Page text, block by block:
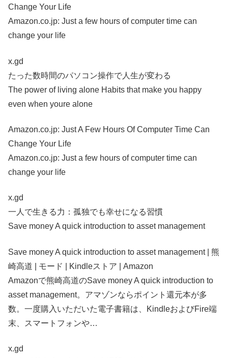
Change Your Life
Amazon.co.jp: Just a few hours of computer time can
change your life
x.gd
たった数時間のパソコン操作で人生が変わる
The power of living alone Habits that make you happy
even when youre alone
Amazon.co.jp: Just A Few Hours Of Computer Time Can
Change Your Life
Amazon.co.jp: Just a few hours of computer time can
change your life
x.gd
一人で生きる力：孤独でも幸せになる習慣
Save money A quick introduction to asset management
Save money A quick introduction to asset management | 熊
崎高道 | モード | Kindleストア | Amazon
Amazonで熊崎高道のSave money A quick introduction to
asset management。アマゾンならポイント還元本が多
数。一度購入いただいた電子書籍は、KindleおよびFire端
末、スマートフォンや…
x.gd